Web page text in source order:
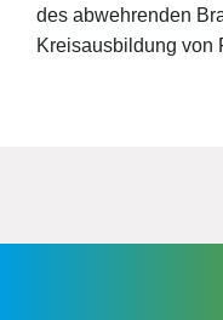
des abwehrenden
Kreisausbildung von